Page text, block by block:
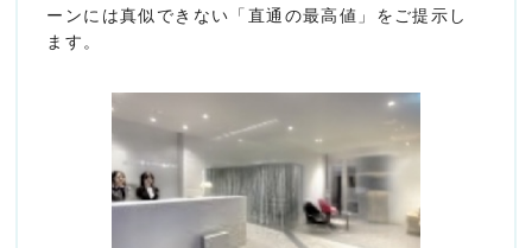
ーンには真似できない「直通の最高値」をご提示し
ます。